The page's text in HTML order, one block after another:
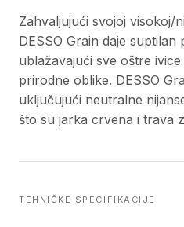
Zahvaljujući svojoj visokoj/
DESSO Grain daje
ublažavajući sve oštre
prirodne oblike. DESSO
uključujući neutralne
što su jarka crvena i trava
TEHNIČKE SPECIFIKACIJE